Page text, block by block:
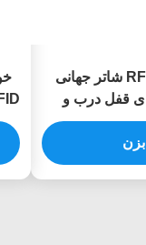
ماژول خواننده RFID QR شاتر جهانی
قفل درب و